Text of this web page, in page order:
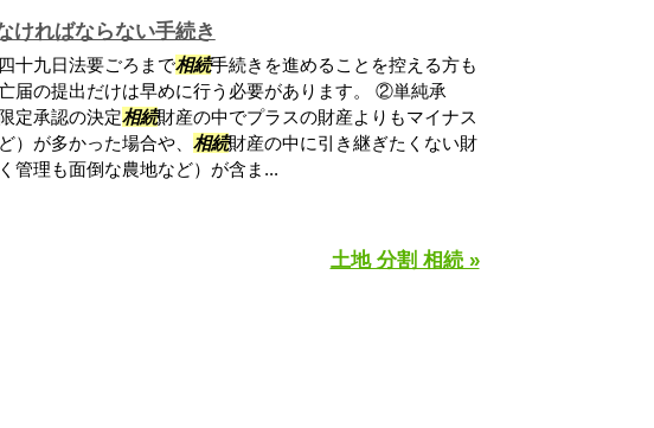
ければならない手続き
十九日法要ごろまで相続手続きを進めることを控える方も
届の提出だけは早めに行う必要があります。 ②単純承
定承認の決定相続財産の中でプラスの財産よりもマイナス
）が多かった場合や、 相続財産の中に引き継ぎたくない財
管理も面倒な農地など）が含ま...
土地 分割 相続 »